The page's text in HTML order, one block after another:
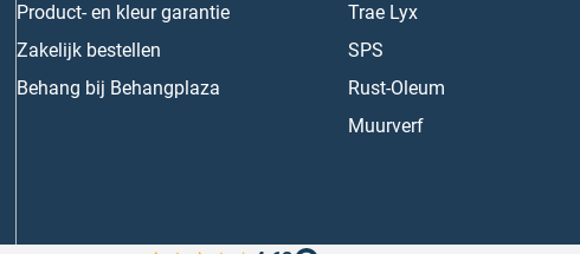
Product- en kleur garantie
Zakelijk bestellen
Behang bij Behangplaza
Trae Lyx
SPS
Rust-Oleum
Muurverf